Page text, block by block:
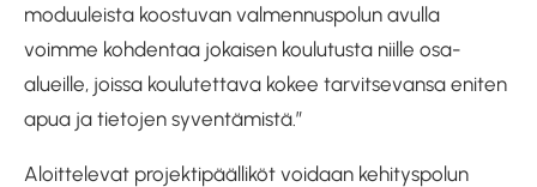
moduuleista koostuvan valmennuspolun avulla
voimme kohdentaa jokaisen koulutusta niille osa-
alueille, joissa koulutettava kokee tarvitsevansa eniten
apua ja tietojen syventämistä.”
Aloittelevat projektipäälliköt voidaan kehityspolun